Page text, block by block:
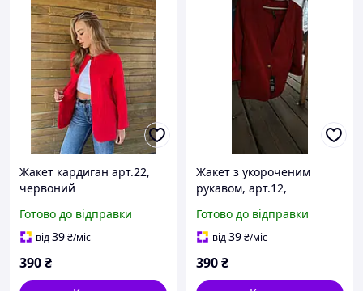
Жакет кардиган арт.22,
червоний
Готово до відправки
від39₴/міс
390₴
Жакет з укороченим
рукавом, арт.12,
Готово до відправки
від39₴/міс
390₴